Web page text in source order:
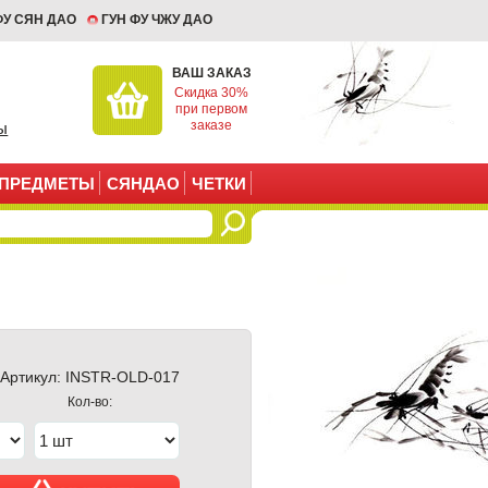
СЯН ДАО ГУН ФУ ЧЖУ ДАО
ВАШ ЗАКАЗ
Скидка 30%
при первом
заказе
ПРЕДМЕТЫ СЯНДАО ЧЕТКИ
Артикул: INSTR-OLD-017
Кол-во: